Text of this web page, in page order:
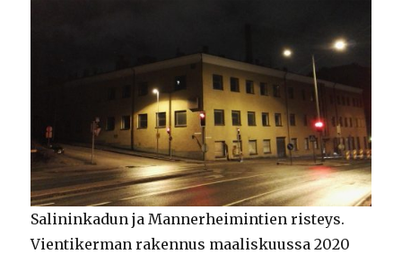
Salininkadun ja Mannerheimintien risteys.
Vientikerman rakennus maaliskuussa 2020